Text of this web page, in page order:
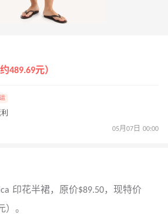
489.69元）
05月07日 00:00
印花半裙，原价$89.50，现特价
）。